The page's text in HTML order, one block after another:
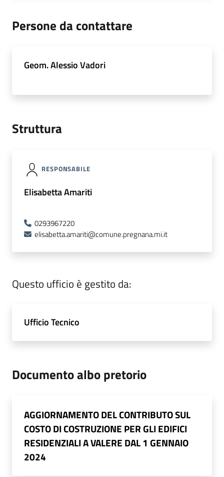
Persone da contattare
Geom. Alessio Vadori
Struttura
RESPONSABILE
Elisabetta Amariti
0293967220
elisabetta.amariti@comune.pregnana.mi.it
Questo ufficio è gestito da:
Ufficio Tecnico
Documento albo pretorio
AGGIORNAMENTO DEL CONTRIBUTO SUL
COSTO DI COSTRUZIONE PER GLI EDIFICI
RESIDENZIALI A VALERE DAL 1 GENNAIO
2024